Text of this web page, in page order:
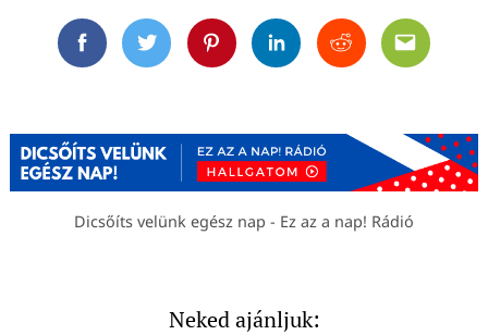
FacebookTwitterPinterestLinkedinRedditEmail
Dicsőíts velünk egész nap - Ez az a nap! Rádió
Neked ajánljuk: